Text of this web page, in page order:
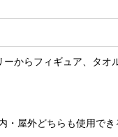
からフィギュア、タ
・屋外どちらも使用で